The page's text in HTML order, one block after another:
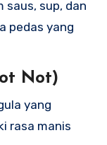
saus, sup, dan
pedas yang
Not)
yang
rasa manis